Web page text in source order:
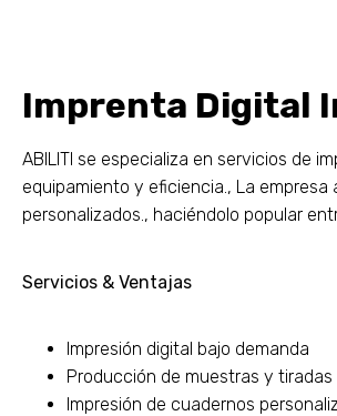
Imprenta Digital
ABILITI se especializa en servicios de
equipamiento y eficiencia., La
personalizados., haciéndolo popular
Servicios & Ventajas
Impresión digital bajo demanda
Producción de muestras y tiradas
Impresión de cuadernos